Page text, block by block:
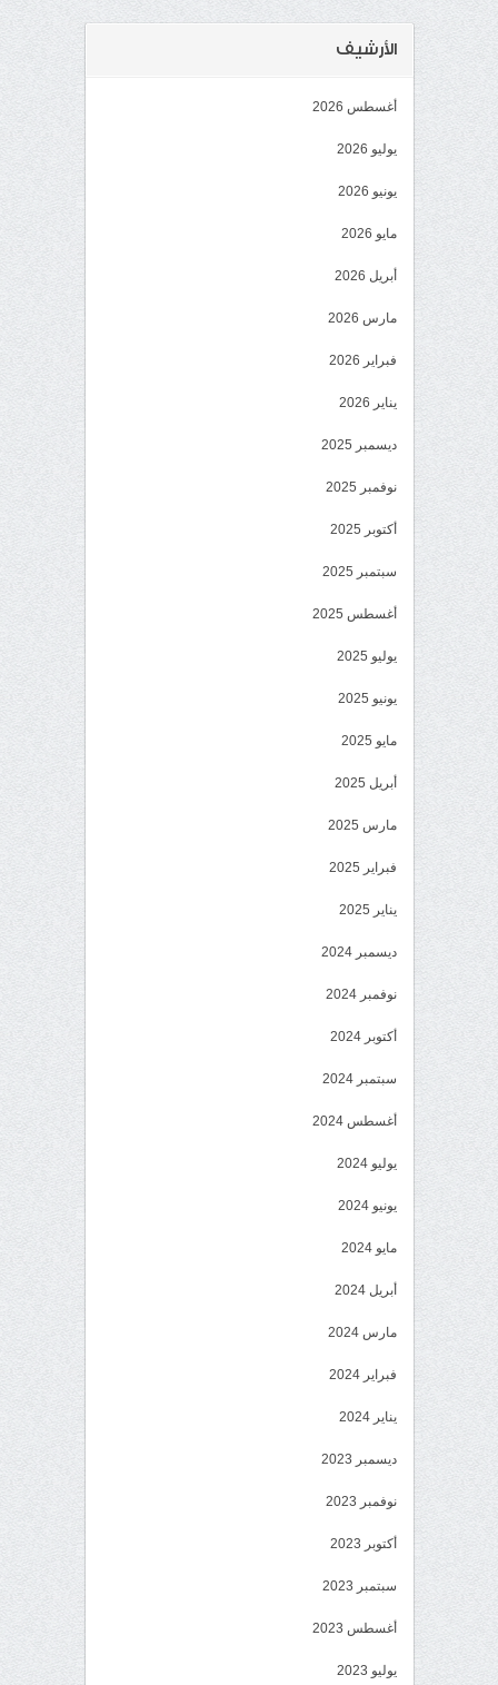
الأرشيف
أغسطس 2026
يوليو 2026
يونيو 2026
مايو 2026
أبريل 2026
مارس 2026
فبراير 2026
يناير 2026
ديسمبر 2025
نوفمبر 2025
أكتوبر 2025
سبتمبر 2025
أغسطس 2025
يوليو 2025
يونيو 2025
مايو 2025
أبريل 2025
مارس 2025
فبراير 2025
يناير 2025
ديسمبر 2024
نوفمبر 2024
أكتوبر 2024
سبتمبر 2024
أغسطس 2024
يوليو 2024
يونيو 2024
مايو 2024
أبريل 2024
مارس 2024
فبراير 2024
يناير 2024
ديسمبر 2023
نوفمبر 2023
أكتوبر 2023
سبتمبر 2023
أغسطس 2023
يوليو 2023